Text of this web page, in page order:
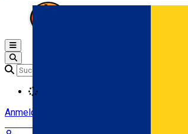
Open main menu
Anmeldung